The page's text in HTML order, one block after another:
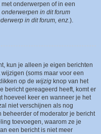
onderwerpen of in een
in dit forum
in dit forum, enz.).
kun je alleen je eigen berichten
(soms maar voor een
op de wijzig knop van het
bericht gereageerd heeft, komt er
hoeveel keer en wanneer je het
niet verschijnen als nog
of moderator je bericht
toevoegen, waarom ze je
een bericht is niet meer